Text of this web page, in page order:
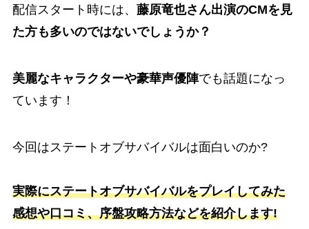
配信スタート時には、 藤原竜也さん出演のCMを見
た方も多いのではないでしょうか？
美麗なキャラクターや豪華声優陣でも話題になっ
ています！
今回はステートオブサバイバルは面白いのか?
実際にステートオブサバイバルをプレイしてみた
感想や口コミ、序盤攻略方法などを紹介します!